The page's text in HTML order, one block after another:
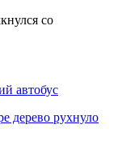
автобус
дерево рухнуло